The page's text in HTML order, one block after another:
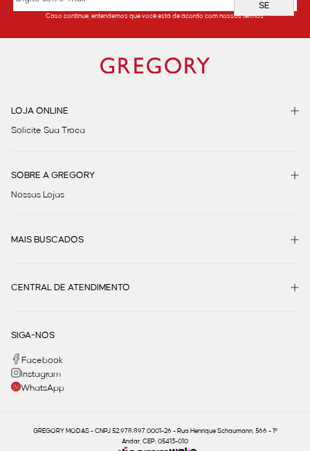
SE
Caso continue, entendemos que você está de acordo com nossos termos.
LOJA ONLINE
Solicite Sua Troca
SOBRE A GREGORY
Nossas Lojas
MAIS BUSCADOS
CENTRAL DE ATENDIMENTO
SIGA-NOS
Facebook
Instagram
WhatsApp
GREGORY MODAS - CNPJ 52.978.897.0001-26 - Rua Henrique Schaumann, 566 - 1º
Andar, CEP: 05413-010